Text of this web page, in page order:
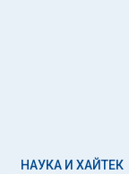
НАУКА И ХАЙТЕК